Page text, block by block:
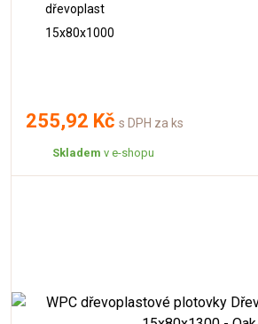
dřevoplast
15x80x1000
255,92 Kč s DPH za ks
Skladem v e-shopu